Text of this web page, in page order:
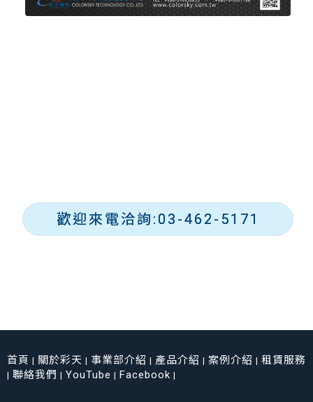
歡迎來電洽詢:03-462-5171
首頁 | 關於彩天 | 事業部介紹 | 產品介紹 | 案例介紹 | 租賃服務
| 聯絡我們 | YouTube | Facebook |